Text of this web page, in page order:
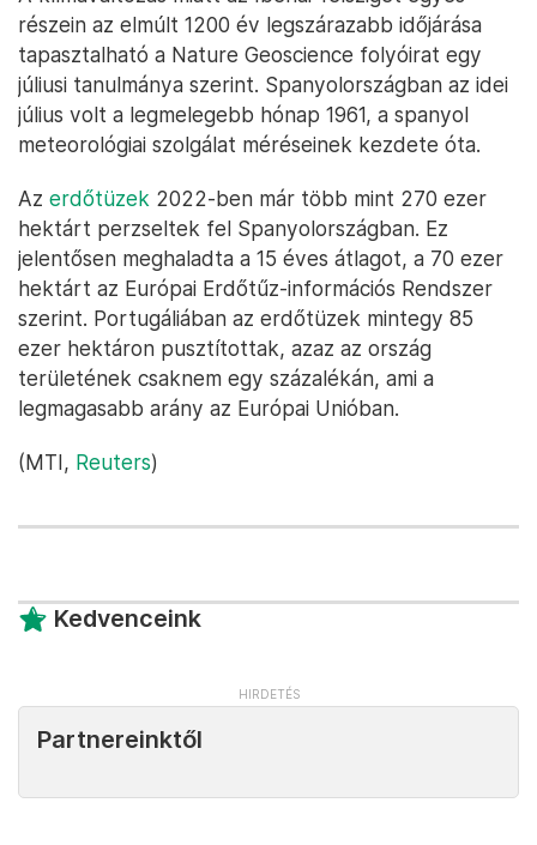
részein az elmúlt 1200 év legszárazabb időjárása
tapasztalható a Nature Geoscience folyóirat egy
júliusi tanulmánya szerint. Spanyolországban az idei
július volt a legmelegebb hónap 1961, a spanyol
meteorológiai szolgálat méréseinek kezdete óta.
Az erdőtüzek 2022-ben már több mint 270 ezer
hektárt perzseltek fel Spanyolországban. Ez
jelentősen meghaladta a 15 éves átlagot, a 70 ezer
hektárt az Európai Erdőtűz-információs Rendszer
szerint. Portugáliában az erdőtüzek mintegy 85
ezer hektáron pusztítottak, azaz az ország
területének csaknem egy százalékán, ami a
legmagasabb arány az Európai Unióban.
(MTI, Reuters)
Kedvenceink
Partnereinktől